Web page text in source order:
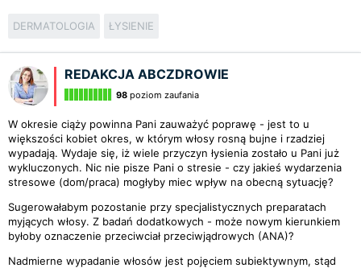
DERMATOLOGIA ŁYSIENIE
REDAKCJA ABCZDROWIE
98 poziom zaufania
W okresie ciąży powinna Pani zauważyć poprawę - jest to u
większości kobiet okres, w którym włosy rosną bujne i rzadziej
wypadają. Wydaje się, iż wiele przyczyn łysienia zostało u Pani już
wykluczonych. Nic nie pisze Pani o stresie - czy jakieś wydarzenia
stresowe (dom/praca) mogłyby miec wpływ na obecną sytuację?
Sugerowałabym pozostanie przy specjalistycznych preparatach
myjących włosy. Z badań dodatkowych - może nowym kierunkiem
byłoby oznaczenie przeciwciał przeciwjądrowych (ANA)?
Nadmierne wypadanie włosów jest pojęciem subiektywnym, stąd